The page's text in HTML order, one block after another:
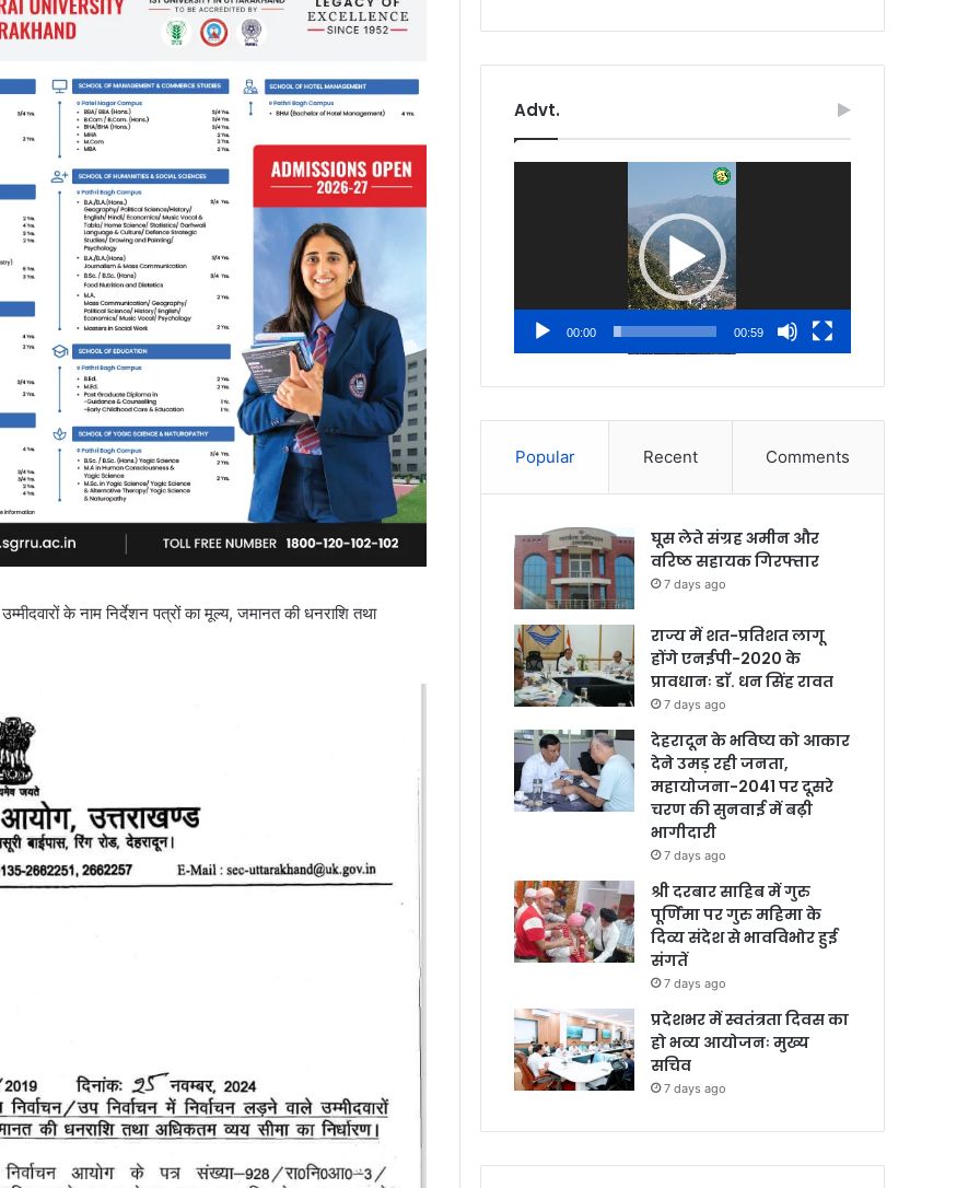
के नाम निर्देशन पत्रों का मूल्य, जमानत की धनराशि तथा
Advt.
00:00 00:59
Popular Recent Comments
घूस लेते संग्रह अमीन और
वरिष्ठ सहायक गिरफ्तार
7 days ago
राज्य में शत-प्रतिशत लागू
होंगे एनईपी-2020 के
प्रावधानः डाॅ. धन सिंह रावत
7 days ago
देहरादून के भविष्य को आकार
देने उमड़ रही जनता,
महायोजना-2041 पर दूसरे
चरण की सुनवाई में बढ़ी
भागीदारी
7 days ago
श्री दरबार साहिब में गुरु
पूर्णिमा पर गुरु महिमा के
दिव्य संदेश से भावविभोर हुई
संगतें
7 days ago
प्रदेशभर में स्वतंत्रता दिवस का
हो भव्य आयोजनः मुख्य
सचिव
7 days ago